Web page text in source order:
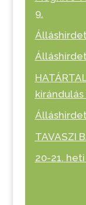
9.
TAVASZI
20-21.